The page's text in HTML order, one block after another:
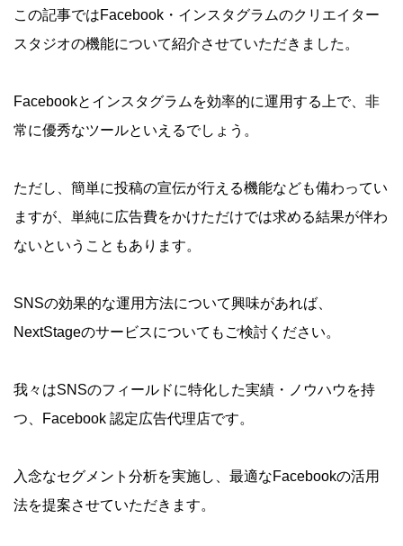
この記事ではFacebook・インスタグラムのクリエイター
スタジオの機能について紹介させていただきました。
Facebookとインスタグラムを効率的に運用する上で、非
常に優秀なツールといえるでしょう。
ただし、簡単に投稿の宣伝が行える機能なども備わってい
ますが、単純に広告費をかけただけでは求める結果が伴わ
ないということもあります。
SNSの効果的な運用方法について興味があれば、
NextStageのサービスについてもご検討ください。
我々はSNSのフィールドに特化した実績・ノウハウを持
つ、Facebook 認定広告代理店です。
入念なセグメント分析を実施し、最適なFacebookの活用
法を提案させていただきます。